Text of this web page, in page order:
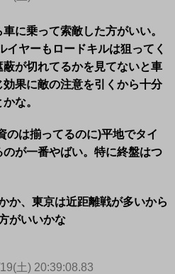
に乗って索敵した方がいい。
イヤーもロードキルは狙ってく
が切れてるかを見てないと車
果に敵の注意を引くから十分
な。
のは揃ってるのに)平地でタイ
が一番やばい。特に終盤はつ
か、東京は近距離戦が多いから
がいいかな
土) 20:39:08.83